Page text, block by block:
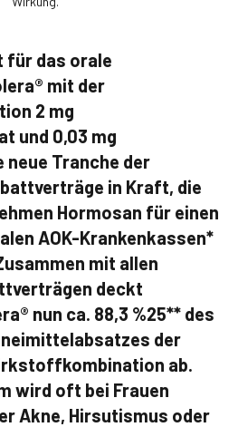
für das orale
mit der
2 mg
und 0,03 mg
Tranche der
in Kraft, die
Hormosan für einen
AOK-Krankenkassen*
mit allen
deckt
nun ca. 88,3 %25** des
der
ab.
wird oft bei Frauen
Akne, Hirsutismus oder